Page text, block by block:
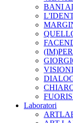
BANI
Laboratori